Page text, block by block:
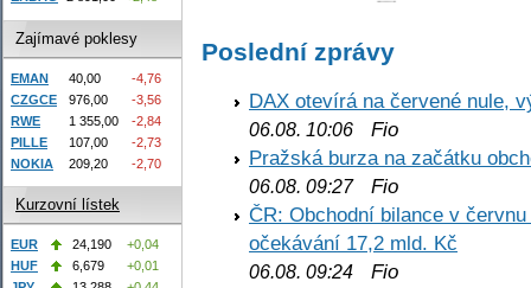
Poslední zprávy
DAX otevírá na červené nule,
06.08. 10:06 Fio
Pražská burza na začátku
06.08. 09:27Fio
ČR: Obchodní bilance v
očekávání 17,2 mld. Kč
06.08. 09:24 Fio
Zajímavé poklesy
EMAN 40,00
-4,76
CZGCE
976,00
-3,56
RWE
1 355,00
-2,84
PILLE
107,00
-2,73
NOKIA
209,20 -2,70
Kurzovní lístek
EUR 24,190
+0,04
HUF
6,679
+0,01